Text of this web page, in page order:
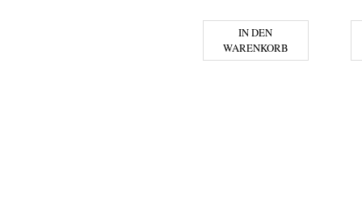
IN DEN
WARENKORB